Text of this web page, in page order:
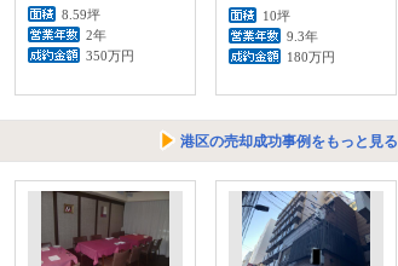
8.59坪
2年
350万円
10坪
9.3年
180万円
港区の売却成功事例をもっと見る